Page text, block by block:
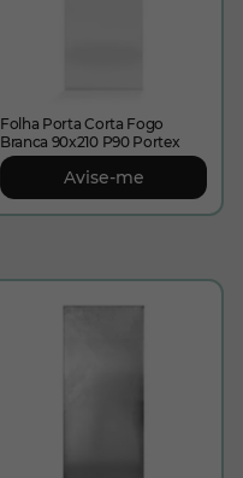
Folha Porta Corta Fogo
Branca 90x210 P90 Portex
Avise-me